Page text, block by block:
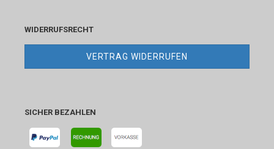
WIDERRUFSRECHT
VERTRAG WIDERRUFEN
SICHER BEZAHLEN